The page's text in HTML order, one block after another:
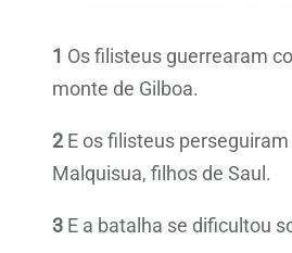
1 Os filisteus guerrearam
monte de Gilboa.
2E os filisteus
Malquisua, filhos de Saul.
3 E a batalha se dificultou